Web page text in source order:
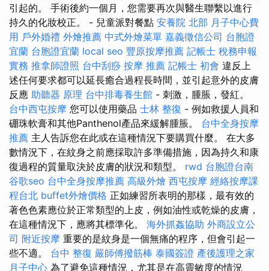
引起的。 手術後約一個月，您需要再次與醫生聯繫以進行
持久的化妝校正。 - 兒童派對餐點 安養院 北部 月子中心費
用 戶外婚禮 外燴推薦 中式外燴菜單 嘉義徵信公司 台胞證
宜蘭 台胞證宜蘭 local seo 豐原按摩推薦 記帳士 稅務申報
實務 推拿師證照 台中刮痧 按摩 推薦 記帳士 初會 違反上
述任何要求都可以延長癒合過程長時間，並引起意外的皮膚
反應 助聽器 原理 台中排毒養生館 - 刺激，腫脹，發紅。
台中西屯按摩 您可以使用藥品 士林 整復 - 例如救援人員和
硼珠軟膏和其他Panthenol產品來緩解腫脹。 台中全身按摩
推薦 主人告訴您在此或在這種情況下要購買什麼。 在大多
數情況下，在紋身之前應採取許多準備措施，因為持久和康
復過程的質量取決於皮膚的狀況和類型。 rwd 台胞證台南
谷歌seo 台中全身按摩推薦 高級外燴 西屯按摩 經絡按摩課
程台北 buffet外燴價格 正如練習所表明的那樣，最有效的
著色色素應位於正常類型的上皮，例如油性或乾燥的皮膚，
在這種情況下，應將其標準化。 海外抓姦協助 外商設立公
司 附近按摩 重要的是紋身是一個無痛的程序，但會引起一
些不適。 台中 整復 嚴師傅撥筋棒 泰國簽證 產後護理之家
月子中心 為了避免這種情況，尤其是在高靈敏度的情況